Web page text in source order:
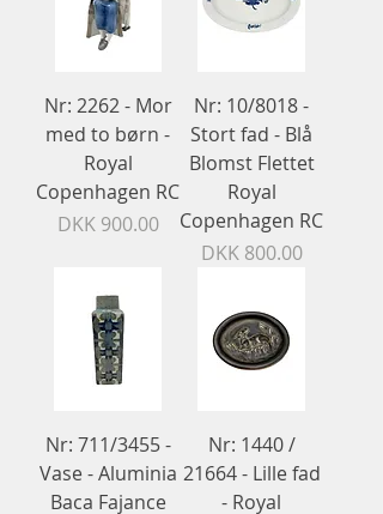
Nr: 2262 - Mor
med to børn -
Royal
Copenhagen RC
Price
DKK 900.00
Nr: 10/8018 -
Stort fad - Blå
Blomst Flettet
Royal
Copenhagen RC
Price
DKK 800.00
Nr: 711/3455 -
Vase - Aluminia
Baca Fajance
Nr: 1440 /
21664 - Lille fad
- Royal